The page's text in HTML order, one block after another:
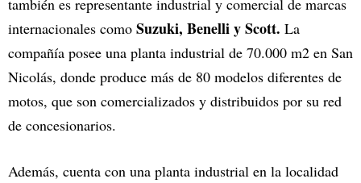
también es representante industrial y comercial de marcas
internacionales como Suzuki, Benelli y Scott. La
compañía posee una planta industrial de 70.000 m2 en San
Nicolás, donde produce más de 80 modelos diferentes de
motos, que son comercializados y distribuidos por su red
de concesionarios.
Además, cuenta con una planta industrial en la localidad